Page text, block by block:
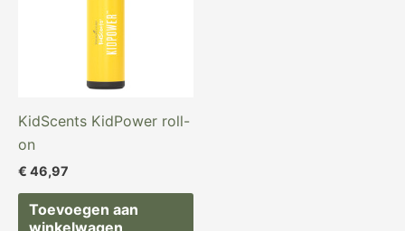
KidScents KidPower roll-
on
€ 46,97
Toevoegen aan